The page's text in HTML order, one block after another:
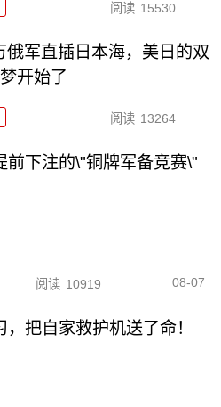
阅读 15530
俄军直插日本海，美日的双
开始了
阅读 13264
前下注的\"铜牌军备竞赛\"
阅读 10919 08-07
把自家救护机送了命！